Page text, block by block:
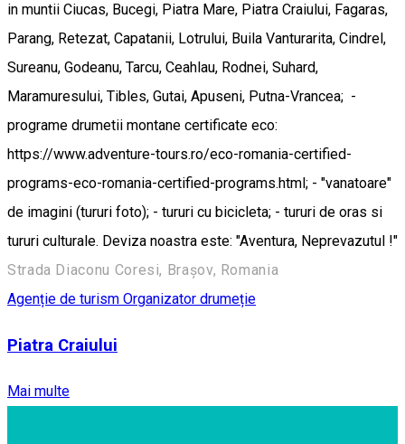
in muntii Ciucas, Bucegi, Piatra Mare, Piatra Craiului, Fagaras,
Parang, Retezat, Capatanii, Lotrului, Buila Vanturarita, Cindrel,
Sureanu, Godeanu, Tarcu, Ceahlau, Rodnei, Suhard,
Maramuresului, Tibles, Gutai, Apuseni, Putna-Vrancea; -
programe drumetii montane certificate eco:
https://www.adventure-tours.ro/eco-romania-certified-
programs-eco-romania-certified-programs.html; - "vanatoare"
de imagini (tururi foto); - tururi cu bicicleta; - tururi de oras si
tururi culturale. Deviza noastra este: "Aventura, Neprevazutul !"
Strada Diaconu Coresi, Brașov, Romania
Agenție de turism Organizator drumeție
Piatra Craiului
Mai multe